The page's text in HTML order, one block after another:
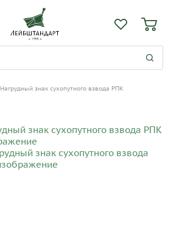
Нагрудный знак сухопутного взвода РПК